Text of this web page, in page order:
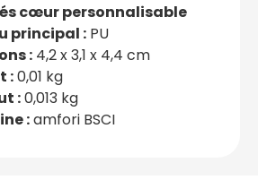
cœur personnalisable
principal : PU
: 4,2 x 3,1 x 4,4 cm
:0,01 kg
:0,013 kg
:amfori BSCI